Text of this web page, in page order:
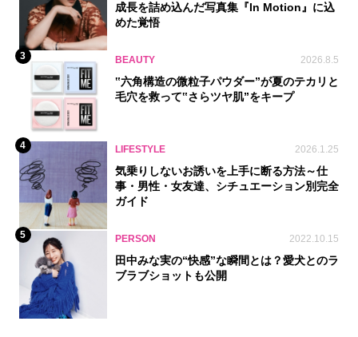
成長を詰め込んだ写真集『In Motion』に込
めた覚悟
3 BEAUTY 2026.8.5
‟六角構造の微粒子パウダー”が夏のテカリと
毛穴を救って‟さらツヤ肌”をキープ
4 LIFESTYLE 2026.1.25
気乗りしないお誘いを上手に断る方法～仕
事・男性・女友達、シチュエーション別完全
ガイド
5 PERSON 2022.10.15
田中みな実の“快感”な瞬間とは？愛犬とのラ
ブラブショットも公開